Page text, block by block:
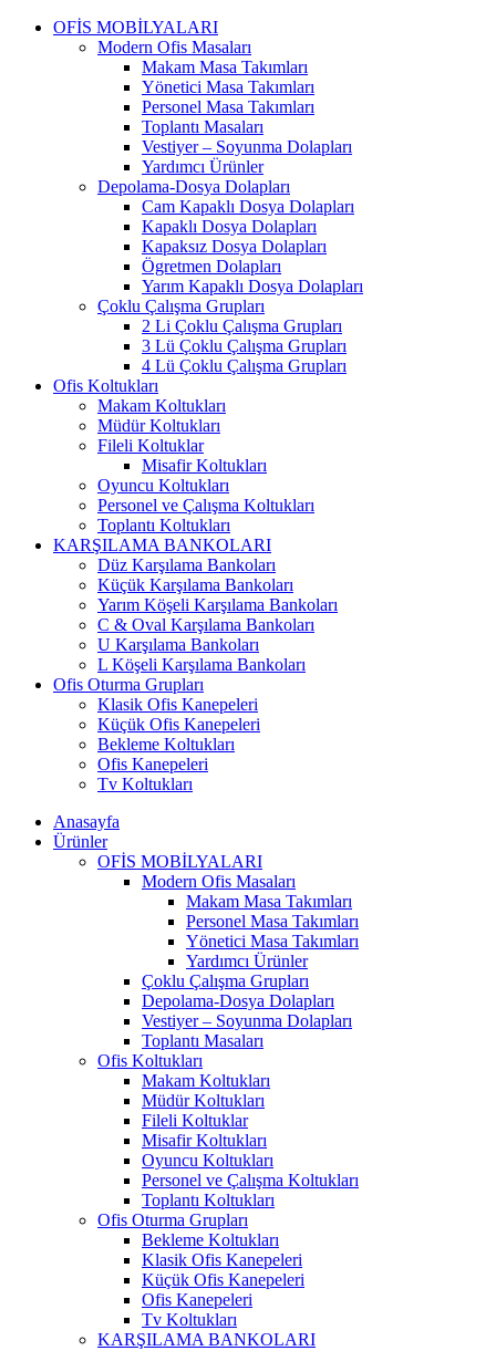
OFİS MOBİLYALARI
Modern Ofis Masaları
Makam Masa Takımları
Yönetici Masa Takımları
Personel Masa Takımları
Toplantı Masaları
Vestiyer – Soyunma Dolapları
Yardımcı Ürünler
Depolama-Dosya Dolapları
Cam Kapaklı Dosya Dolapları
Kapaklı Dosya Dolapları
Kapaksız Dosya Dolapları
Ögretmen Dolapları
Yarım Kapaklı Dosya Dolapları
Çoklu Çalışma Grupları
2 Li Çoklu Çalışma Grupları
3 Lü Çoklu Çalışma Grupları
4 Lü Çoklu Çalışma Grupları
Ofis Koltukları
Makam Koltukları
Müdür Koltukları
Fileli Koltuklar
Misafir Koltukları
Oyuncu Koltukları
Personel ve Çalışma Koltukları
Toplantı Koltukları
KARŞILAMA BANKOLARI
Düz Karşılama Bankoları
Küçük Karşılama Bankoları
Yarım Köşeli Karşılama Bankoları
C & Oval Karşılama Bankoları
U Karşılama Bankoları
L Köşeli Karşılama Bankoları
Ofis Oturma Grupları
Klasik Ofis Kanepeleri
Küçük Ofis Kanepeleri
Bekleme Koltukları
Ofis Kanepeleri
Tv Koltukları
Anasayfa
Ürünler
OFİS MOBİLYALARI
Modern Ofis Masaları
Makam Masa Takımları
Personel Masa Takımları
Yönetici Masa Takımları
Yardımcı Ürünler
Çoklu Çalışma Grupları
Depolama-Dosya Dolapları
Vestiyer – Soyunma Dolapları
Toplantı Masaları
Ofis Koltukları
Makam Koltukları
Müdür Koltukları
Fileli Koltuklar
Misafir Koltukları
Oyuncu Koltukları
Personel ve Çalışma Koltukları
Toplantı Koltukları
Ofis Oturma Grupları
Bekleme Koltukları
Klasik Ofis Kanepeleri
Küçük Ofis Kanepeleri
Ofis Kanepeleri
Tv Koltukları
KARŞILAMA BANKOLARI